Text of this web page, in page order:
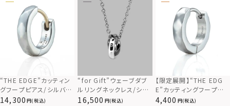
“THE EDGE”カッティン
グフープピアス/シルバー
925
14,300 (税込)
“for Gift”ウェーブダブ
ルリングネックレス/シル
バー×ブラック/シルバー
16,500 (税込)
【限定展開】“THE EDG
E”カッティングフープピ
アス/サージカルステンレ
4,400 (税込)